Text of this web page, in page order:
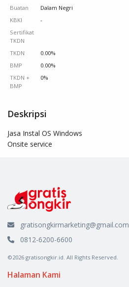
Buatan
Dalam Negri
KBKI
-
Sertifikat
TKDN
TKDN
0.00%
BMP
0.00%
TKDN +
BMP
0%
Deskripsi
Jasa Instal OS Windows
Onsite service
gratisongkirmarketing@gmail.com
0812-6200-6600
©2026 gratisongkir.id. All Rights Reserved.
Halaman Kami